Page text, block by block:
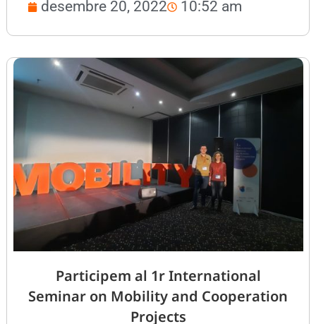
desembre 20, 2022 10:52 am
Participem al 1r International
Seminar on Mobility and Cooperation
Projects